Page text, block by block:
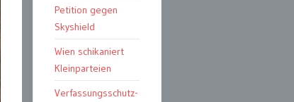
Petition gegen
Skyshield
Wien schikaniert
Kleinparteien
Verfassungsschutz-